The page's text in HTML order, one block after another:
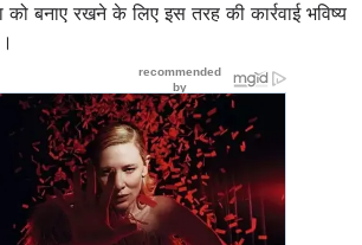
बनाए रखने के लिए इस तरह की कार्रवाई भविष्य